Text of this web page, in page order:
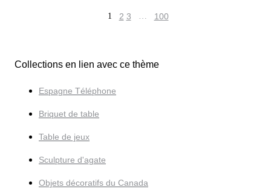
1 2 3 … 100
Collections en lien avec ce thème
Espagne Téléphone
Briquet de table
Table de jeux
Sculpture d'agate
Objets décoratifs du Canada